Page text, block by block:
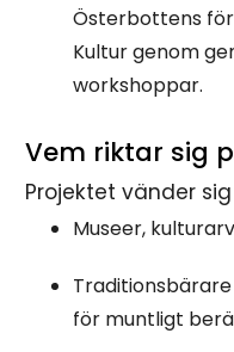
Österbottens
Kultur genom
workshoppar.
Vem riktar sig
Projektet vänder
Museer,
för muntligt